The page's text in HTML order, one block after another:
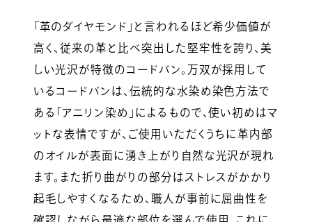
「革のダイヤモンド」と言われるほど希少価値が
高く、従来の革と比べ突出した堅牢性を誇り、美
しい光沢が特徴のコードバン。万双が採用して
いるコードバンは、伝統的な水染め染色方法で
ある「アニリン染め」によるもので、使い初めはマ
ットな表情ですが、ご使用いただくうちに革内部
のオイルが表面に湧き上がり自然な光沢が現れ
ます。また折り曲がりの部分はストレスがかかり
起毛しやすくなるため、職人が事前に屈曲性を